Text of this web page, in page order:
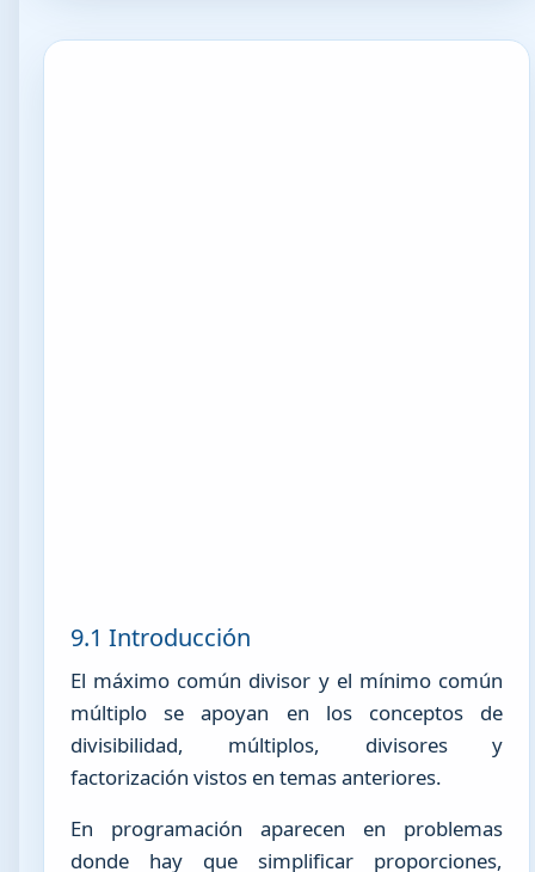
9.1 Introducción
El máximo común divisor y el mínimo común
múltiplo se apoyan en los conceptos de
divisibilidad, múltiplos, divisores y
factorización vistos en temas anteriores.
En programación aparecen en problemas
donde hay que simplificar proporciones,